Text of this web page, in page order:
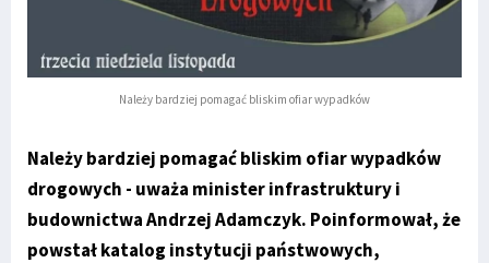
Należy bardziej pomagać bliskim ofiar wypadków
Należy bardziej pomagać bliskim ofiar wypadków
drogowych - uważa minister infrastruktury i
budownictwa Andrzej Adamczyk. Poinformował, że
powstał katalog instytucji państwowych,